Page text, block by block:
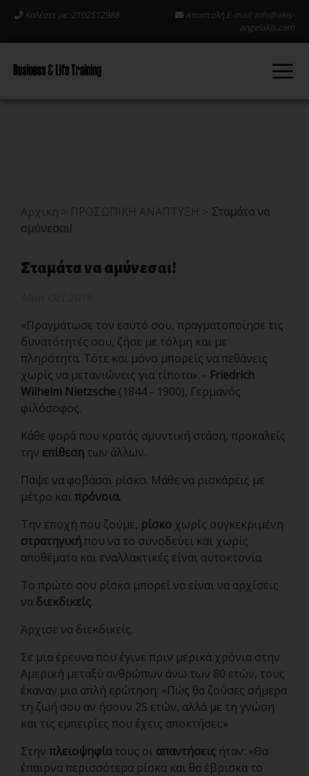
Καλέστε με: 2102512988 Αποστολή E-mail: info@akis-
angelakis.com
Αρχική > ΠΡΟΣΩΠΙΚΗ ΑΝΑΠΤΥΞΗ > Σταμάτα να
αμύνεσαι!
Σταμάτα να αμύνεσαι!
«Πραγμάτωσε τον εαυτό σου, πραγματοποίησε τις
δυνατότητές σου, ζήσε με τόλμη και με
πληρότητα. Τότε και μόνο μπορείς να πεθάνεις
χωρίς να μετανιώνεις για τίποτα». - Friedrich
Wilhelm Nietzsche (1844 - 1900), Γερμανός
φιλόσοφος.
Κάθε φορά που κρατάς αμυντική στάση, προκαλείς
την επίθεση των άλλων.
Πάψε να φοβάσαι ρίσκο. Μάθε να ρισκάρεις με
μέτρο καιπρόνοια.
Την εποχή που ζούμε, ρίσκο χωρίς συγκεκριμένη
στρατηγικήπου να το συνοδεύει και χωρίς
αποθέματα και εναλλακτικές είναι αυτοκτονία.
Το πρώτο σου ρίσκο μπορεί να είναι να αρχίσεις
να διεκδικείς.
Άρχισε να διεκδικείς.
Σε μια έρευνα που έγινε πριν μερικά χρόνια στην
Αμερική μεταξύ ανθρώπων άνω των 80 ετών, τους
έκαναν μια απλή ερώτηση: «Πώς θα ζούσες σήμερα
τη ζωή σου αν ήσουν 25 ετών, αλλά με τη γνώση
και τις εμπειρίες που έχεις αποκτήσει;»
Στην πλειοψηφίατους οι απαντήσεις ήταν: «Θα
έπαιρνα περισσότερα ρίσκα και θα έβρισκα το